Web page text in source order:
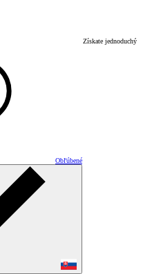
Získate jednoduchý
Obľúbené